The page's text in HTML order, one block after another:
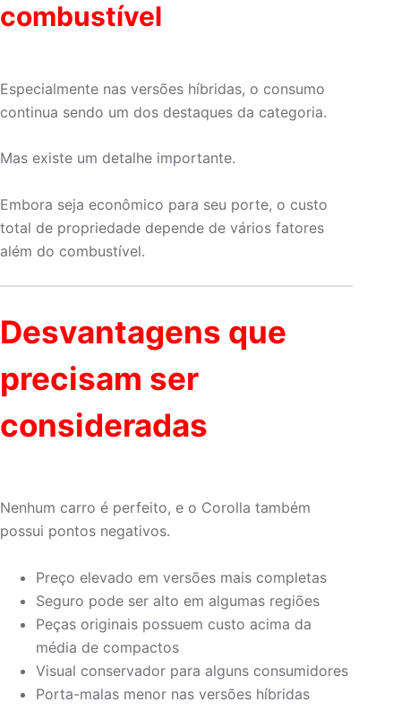
combustível
Especialmente nas versões híbridas, o consumo
continua sendo um dos destaques da categoria.
Mas existe um detalhe importante.
Embora seja econômico para seu porte, o custo
total de propriedade depende de vários fatores
além do combustível.
Desvantagens que
precisam ser
consideradas
Nenhum carro é perfeito, e o Corolla também
possui pontos negativos.
Preço elevado em versões mais completas
Seguro pode ser alto em algumas regiões
Peças originais possuem custo acima da
média de compactos
Visual conservador para alguns consumidores
Porta-malas menor nas versões híbridas